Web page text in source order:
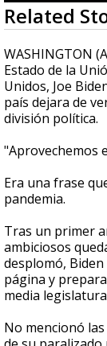
0
seconds
of
2
minutes,
9
seconds
Related
WASHINGTON
Estado de la
Unidos, Joe
país dejara de
división política.
"Aprovechemos
Era una frase
pandemia.
Tras un primer
ambiciosos
desplomó,
página y
media
No mencionó